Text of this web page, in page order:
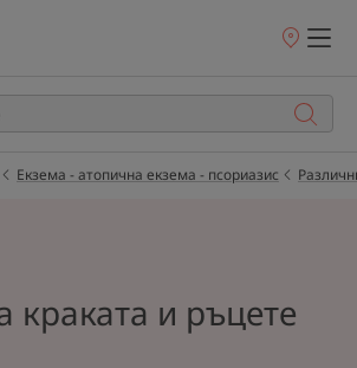
Точки
Екзема - атопична екзема - псориазис
краката и ръцете